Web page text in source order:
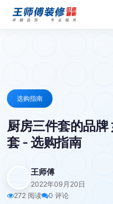
选购指南
厨房三件套的品
套 - 选购指南
王师傅
2022年09月20日
272 阅读
0 评论